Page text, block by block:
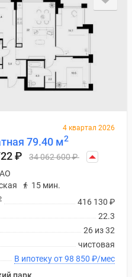
4 квартал 2026
79.40 м2
₽ 34 062 600₽
15 мин.
416 130 ₽
22.3
26 из 32
чистовая
В ипотеку от 98 850 ₽/мес
парк